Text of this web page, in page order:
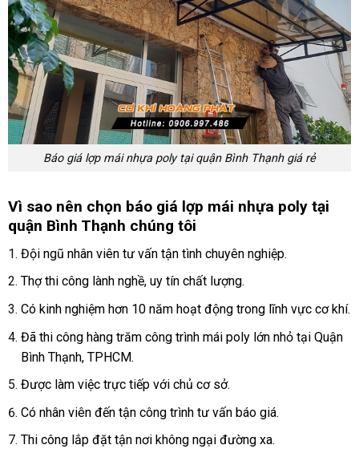
Báo giá lợp mái nhựa poly tại quận Bình Thạnh giá rẻ
Vì sao nên chọn báo giá lợp mái nhựa poly tại
quận Bình Thạnh chúng tôi
Đội ngũ nhân viên tư vấn tận tình chuyên nghiệp.
Thợ thi công lành nghề, uy tín chất lượng.
Có kinh nghiệm hơn 10 năm hoạt động trong lĩnh vực cơ khí.
Đã thi công hàng trăm công trình mái poly lớn nhỏ tại Quận
Bình Thạnh, TPHCM.
Được làm việc trực tiếp với chủ cơ sở.
Có nhân viên đến tận công trình tư vấn báo giá.
Thi công lắp đặt tận nơi không ngại đường xa.